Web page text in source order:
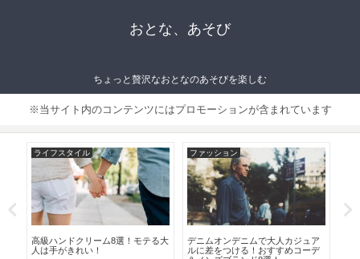
おとな、あそび
ちょっと贅沢なおとなのあそびを楽しむ
※当サイト内のコンテンツにはプロモーションが含まれています
ライフスタイル
高級ハンドクリーム8選！モテる大
人は手がきれい！
ファッション
デニムオンデニムで大人カジュア
ルに差をつける！おすすめコーデ